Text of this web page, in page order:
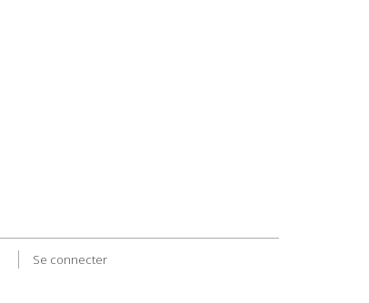
Se connecter